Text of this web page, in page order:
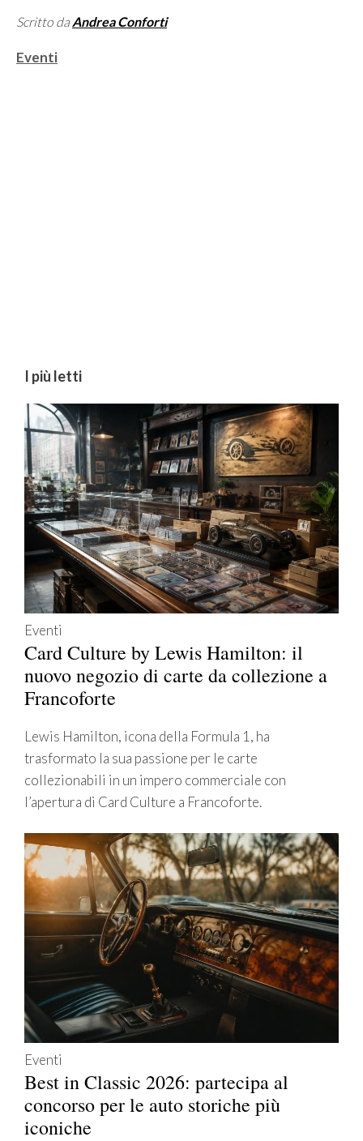
Scritto da Andrea Conforti
Categorie
Eventi
I più letti
Eventi
Card Culture by Lewis Hamilton: il
nuovo negozio di carte da collezione a
Francoforte
Lewis Hamilton, icona della Formula 1, ha
trasformato la sua passione per le carte
collezionabili in un impero commerciale con
l’apertura di Card Culture a Francoforte.
Eventi
Best in Classic 2026: partecipa al
concorso per le auto storiche più
iconiche